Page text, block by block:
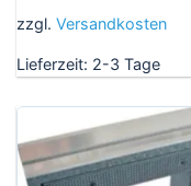
zzgl. Versandkosten
Lieferzeit: 2-3 Tage